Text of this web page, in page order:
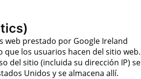
web prestado por Google Ireland
que los usuarios hacen del sitio web.
del sitio (incluida su dirección IP) se
Unidos y se almacena allí.